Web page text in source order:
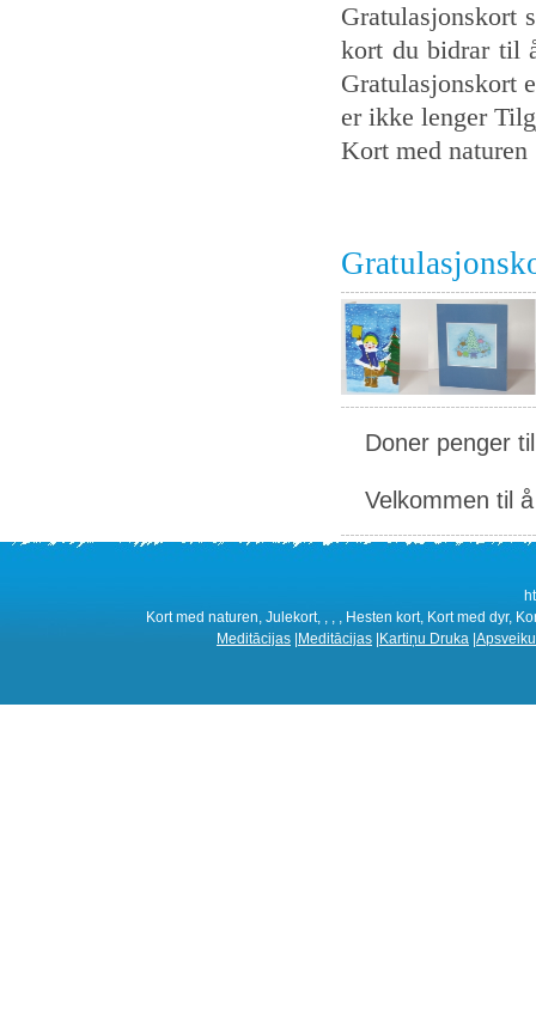
Gratulasjonskort
kort du bidrar til
Gratulasjonskort
er ikke lenger
Kort med naturen
Doner penger
Velkommen til
Kort med naturen, Julekort, , , , Hesten kort, Kort med dyr,
Meditācijas Meditācijas Kartiņu Druka